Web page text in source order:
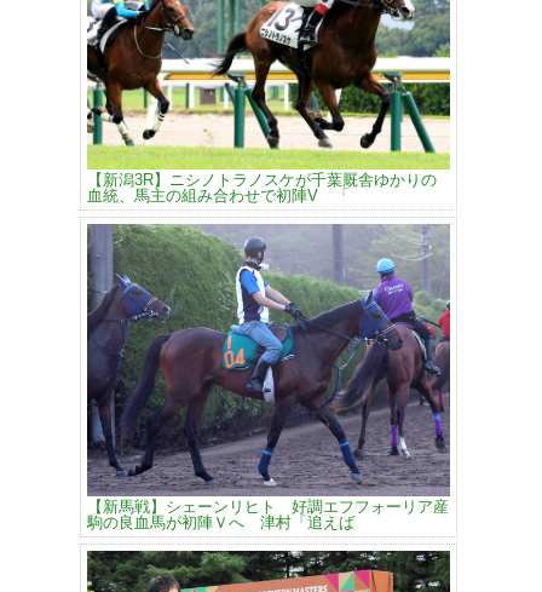
【新潟3R】ニシノトラノスケが千葉厩舎ゆかりの
血統、馬主の組み合わせで初陣V 「
【新馬戦】シェーンリヒト 好調エフフォーリア産
駒の良血馬が初陣Ｖへ 津村「追えば